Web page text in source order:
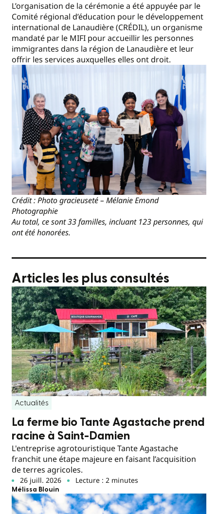
L’organisation de la cérémonie a été appuyée par le
Comité régional d’éducation pour le développement
international de Lanaudière (CRÉDIL), un organisme
mandaté par le MIFI pour accueillir les personnes
immigrantes dans la région de Lanaudière et leur
offrir les services auxquelles elles ont droit.
Crédit : Photo gracieuseté – Mélanie Emond
Photographie
Au total, ce sont 33 familles, incluant 123 personnes, qui
ont été honorées.
Articles les plus consultés
Actualités
La ferme bio Tante Agastache prend
racine à Saint-Damien
L'entreprise agrotouristique Tante Agastache
franchit une étape majeure en faisant l’acquisition
de terres agricoles.
26 juill. 2026 Lecture : 2 minutes
Mélissa Blouin